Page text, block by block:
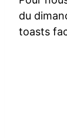
du
toasts